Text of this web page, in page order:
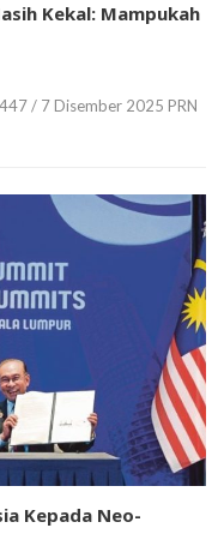
Kekal: Mampukah
/ 7 Disember 2025 PRN
Kepada Neo-